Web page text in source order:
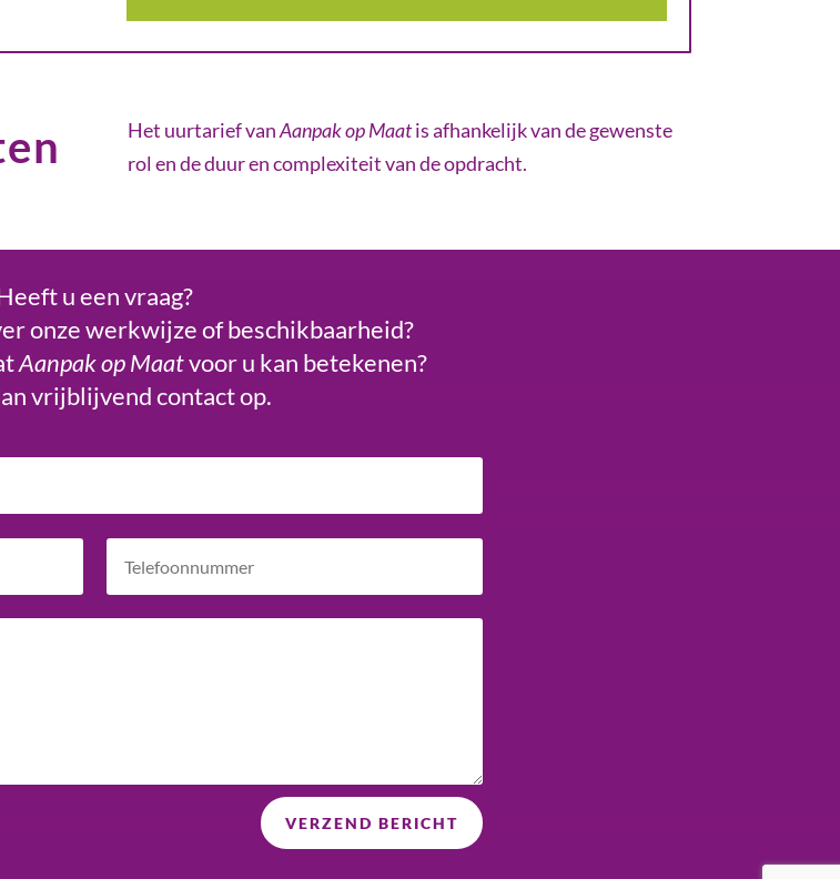
Het uurtarief vanAanpak op Maatis afhankelijk van de gewenste
rol en de duur en complexiteit van de opdracht.
u een vraag?
onze werkwijze of beschikbaarheid?
Aanpak op Maatvoor u kan betekenen?
vrijblijvend contact op.
VERZEND BERICHT